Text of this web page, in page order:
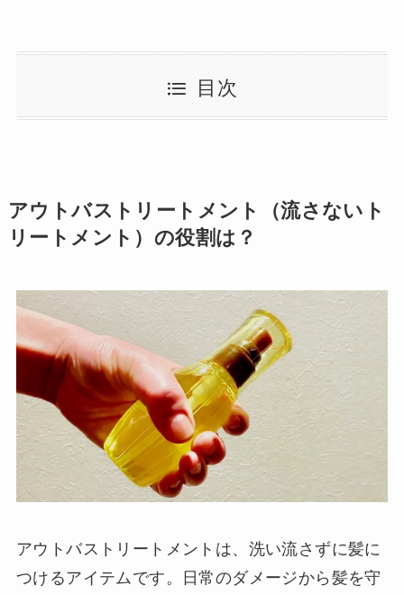
目次
アウトバストリートメント（流さないト
リートメント）の役割は？
アウトバストリートメントは、洗い流さずに髪に
つけるアイテムです。日常のダメージから髪を守